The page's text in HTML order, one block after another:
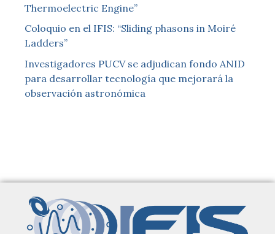
Thermoelectric Engine”
Coloquio en el IFIS: “Sliding phasons in Moiré
Ladders”
Investigadores PUCV se adjudican fondo ANID
para desarrollar tecnología que mejorará la
observación astronómica